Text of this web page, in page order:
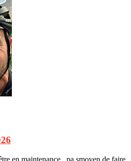
en maintenance , pa smoyen de faire